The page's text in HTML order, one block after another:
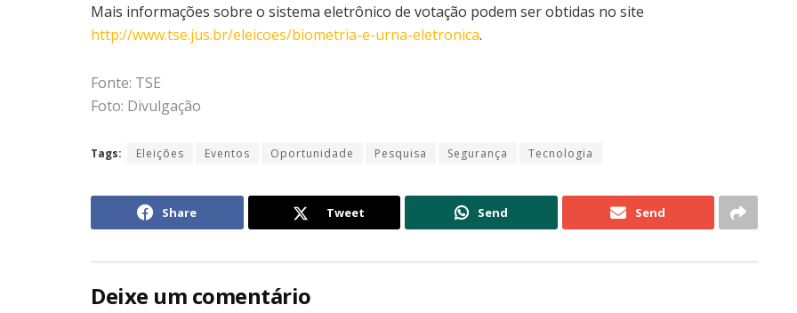
Mais informações sobre o sistema eletrônico de votação podem ser obtidas no site
http://www.tse.jus.br/eleicoes/biometria-e-urna-eletronica.
Fonte: TSE
Foto: Divulgação
Tags: Eleições Eventos Oportunidade Pesquisa Segurança Tecnologia
Share Tweet Send Send
Deixe um comentário